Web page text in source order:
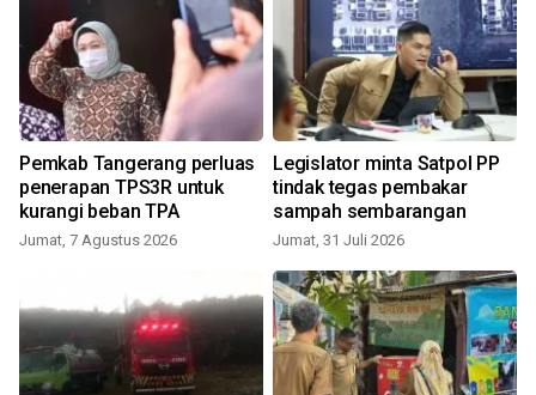
Pemkab Tangerang perluas
penerapan TPS3R untuk
kurangi beban TPA
Jumat, 7 Agustus 2026
Legislator minta Satpol PP
tindak tegas pembakar
sampah sembarangan
Jumat, 31 Juli 2026